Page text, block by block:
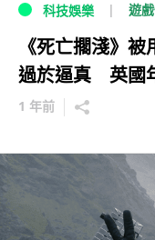
科技娛樂 遊
《死亡擱淺》
過於逼真 英國
1 年前